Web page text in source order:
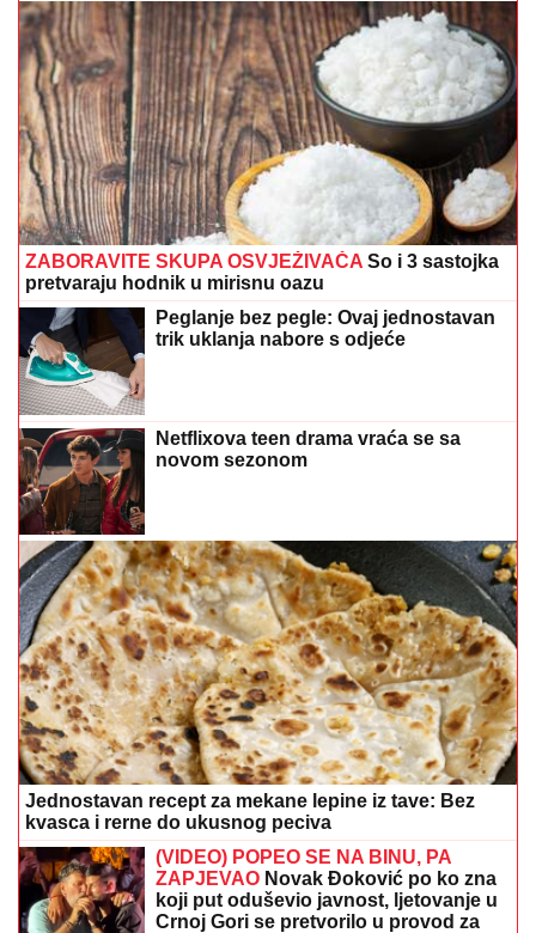
ZABORAVITE SKUPA OSVJEŽIVAČA So i 3 sastojka
pretvaraju hodnik u mirisnu oazu
Peglanje bez pegle: Ovaj jednostavan
trik uklanja nabore s odjeće
Netflixova teen drama vraća se sa
novom sezonom
Jednostavan recept za mekane lepine iz tave: Bez
kvasca i rerne do ukusnog peciva
(VIDEO) POPEO SE NA BINU, PA
ZAPJEVAO Novak Đoković po ko zna
koji put oduševio javnost, ljetovanje u
Crnoj Gori se pretvorilo u provod za